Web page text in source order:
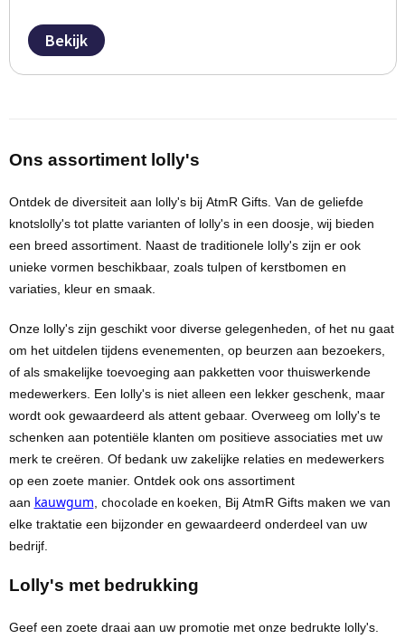
Bekijk
Ons assortiment lolly's
Ontdek de diversiteit aan lolly's bij AtmRGifts. Van de geliefde
knotslolly's tot platte varianten of lolly's in een doosje, wij bieden
een breed assortiment. Naast de traditionele lolly's zijn er ook
unieke vormen beschikbaar, zoals tulpen of kerstbomen en
variaties, kleur en smaak.
Onze lolly's zijn geschikt voor diverse gelegenheden, of het nu gaat
om het uitdelen tijdens evenementen, op beurzen aan bezoekers,
of als smakelijke toevoeging aan pakketten voor thuiswerkende
medewerkers. Een lolly's is niet alleen een lekker geschenk, maar
wordt ook gewaardeerd als attent gebaar. Overweeg om lolly's te
schenken aan potentiëleklanten om positieve associaties met uw
merk te creëren. Of bedank uw zakelijke relaties en medewerkers
op een zoete manier. Ontdek ook ons assortiment
aan kauwgum, chocolade en koeken, Bij AtmRGifts maken we van
elke traktatie een bijzonder en gewaardeerd onderdeel van uw
bedrijf.
Lolly's met bedrukking
Geef een zoete draai aan uw promotie met onzebedrukte lolly's.